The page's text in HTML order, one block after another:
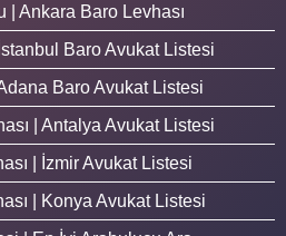
| Ankara Baro Levhası
Baro Avukat Listesi
Baro Avukat Listesi
| Antalya Avukat Listesi
| İzmir Avukat Listesi
| Konya Avukat Listesi